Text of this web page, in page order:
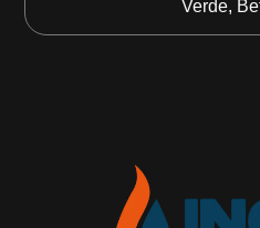
Verde,